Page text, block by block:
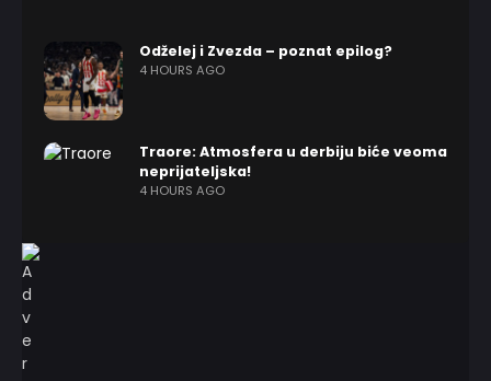
Odželej i Zvezda – poznat epilog?
4 HOURS AGO
Traore: Atmosfera u derbiju biće veoma
neprijateljska!
4 HOURS AGO